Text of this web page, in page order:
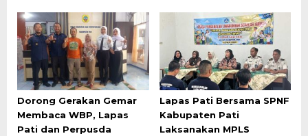
Dorong Gerakan Gemar
Membaca WBP, Lapas
Pati dan Perpusda
Lapas Pati Bersama SPNF
Kabupaten Pati
Laksanakan MPLS